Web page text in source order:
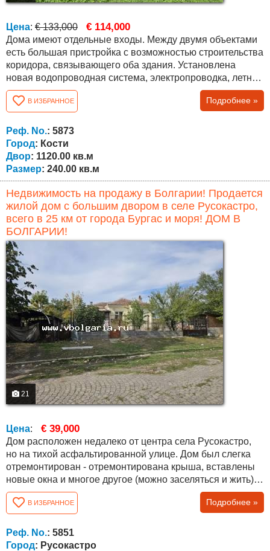
Цена: € 133,000 € 114,000
Дома имеют отдельные входы. Между двумя объектами
есть большая пристройка с возможностью строительства
коридора, связывающего оба здания. Установлена
новая водопроводная система, электропроводка, летняя
кухня, уличный камин, уличные фонтанчики и т.д. Во
дворе растет фундук, две виноградные арки, много
фруктовых деревьев – инжир, груша, яблоня, персик,
слива и т. д. Недвижимость также подходит для
инвестиционных целей, сдается в...
В ИЗБРАННОЕ Подробнее »
Реф. No.: 5873
Город: Кости
Двор: 1120.00 кв.м
Размер: 240.00 кв.м
Недвижимость на продажу в Болгарии! Продается
жилой дом с большим двором в селе Русокастро,
всего в 25 км от города Бургас и моря! ДОМ В
БОЛГАРИИ!
21
Цена: € 39,000
Дом расположен недалеко от центра села Русокастро,
но на тихой асфальтированной улице. Дом был слегка
отремонтирован - отремонтирована крыша, вставлены
новые окна и многое другое (можно заселяться и жить),
но требует дополнительных строительных работ и
модернизации. Общая площадь около 70 кв.м. со
следующей планировкой: большая гостиная, ванная
комната с туалетом и двумя комнатами. Двор
В ИЗБРАННОЕ Подробнее »
Реф. No.: 5851
Город: Русокастро